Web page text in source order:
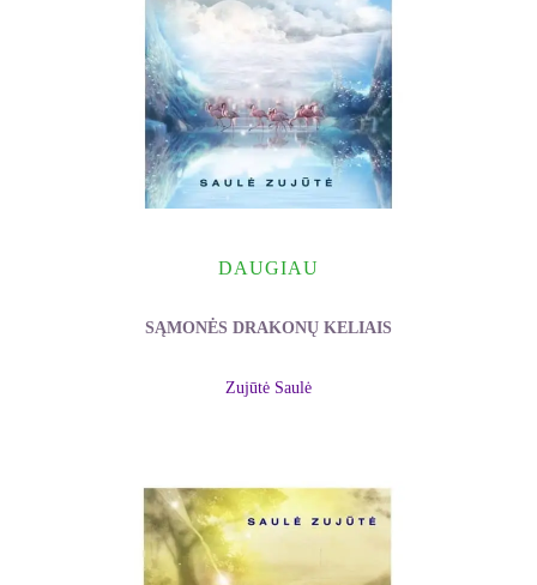
DAUGIAU
SĄMONĖS DRAKONŲ KELIAIS
Zujūtė Saulė